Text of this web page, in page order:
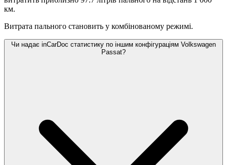
км.
Витрата пального становить у комбінованому режимі.
Чи надає inCarDoc статистику по іншим конфігураціям Volkswagen
Passat?